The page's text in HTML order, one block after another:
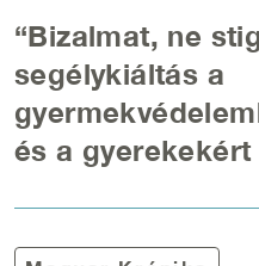
“Bizalmat, ne
segélykiáltás a
és a gyerekekért